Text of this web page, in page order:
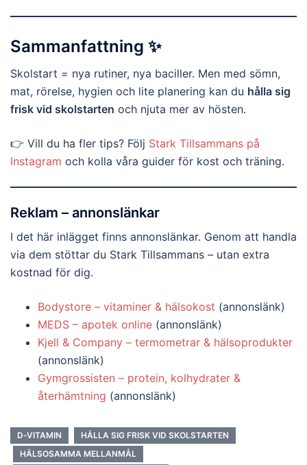
Sammanfattning ✨
Skolstart = nya rutiner, nya baciller. Men med sömn,
mat, rörelse, hygien och lite planering kan du hålla sig
frisk vid skolstarten och njuta mer av hösten.
👉 Vill du ha fler tips? Följ Stark Tillsammans på
Instagram och kolla våra guider för kost och träning.
Reklam – annonslänkar
I det här inlägget finns annonslänkar. Genom att handla
via dem stöttar du Stark Tillsammans – utan extra
kostnad för dig.
Bodystore – vitaminer & hälsokost (annonslänk)
MEDS – apotek online (annonslänk)
Kjell & Company – termometrar & hälsoprodukter
(annonslänk)
Gymgrossisten – protein, kolhydrater &
återhämtning (annonslänk)
D‑VITAMIN
HÅLLA SIG FRISK VID SKOLSTARTEN
HÄLSOSAMMA MELLANMÅL